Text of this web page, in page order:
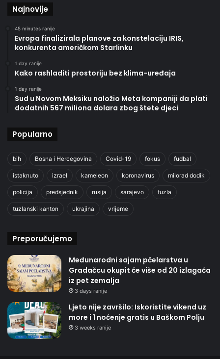
Najnovije
45 minutes ranije
Evropa finalizirala planove za konstelaciju IRIS,
konkurenta američkom Starlinku
1 day ranije
Kako rashladiti prostoriju bez klima-uređaja
1 day ranije
Sud u Novom Meksiku naložio Meta kompaniji da plati
dodatnih 567 miliona dolara zbog štete djeci
Popularno
bih Bosna i Hercegovina Covid-19 fokus fudbal
istaknuto izrael kameleon koronavirus milorad dodik
policija predsjednik rusija sarajevo tuzla
tuzlanski kanton ukrajina vrijeme
Preporučujemo
Međunarodni sajam pčelarstva u
Gradačcu okupit će više od 20 izlagača
iz pet zemalja
3 days ranije
Ljeto nije završilo: Iskoristite vikend uz
more i 1 noćenje gratis u Baškom Polju
3 weeks ranije